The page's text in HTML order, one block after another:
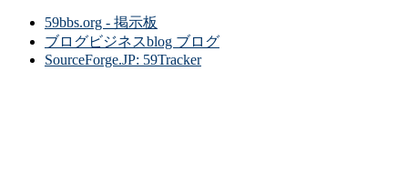
59bbs.org - 掲示板
ブログビジネスblog ブログ
SourceForge.JP: 59Tracker